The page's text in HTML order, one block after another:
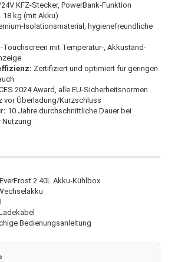
KFZ-Stecker, PowerBank-Funktion
18 kg (mit Akku)
Isolationsmaterial, hygienefreundliche
Touchscreen mit Temperatur-, Akkustand-
Zertifiziert und optimiert für geringen
2024 Award, alle EU-Sicherheitsnormen
vor Überladung/Kurzschluss
10 Jahre durchschnittliche Dauer bei
Nutzung
2 40L Akku-Kühlbox
Bedienungsanleitung